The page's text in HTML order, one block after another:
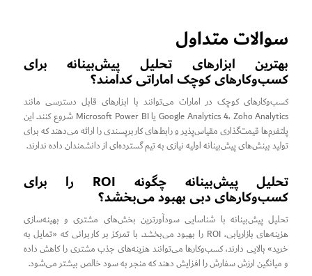
سوالات متداول
بهترین ابزارهای تحلیل پیش‌بینانه برای
کسب‌وکارهای کوچک اماراتی کدامند؟
کسب‌وکارهای کوچک در امارات می‌توانند با ابزارهای قابل دسترسی مانند
Google Analytics 4، Zoho Analytics یا Microsoft Power BI شروع کنند. این
پلتفرم‌ها قیمت‌گذاری مقیاس‌پذیر و رابط‌های کاربرپسندی را ارائه می‌دهند که برای
تولید بینش‌های پیش‌بینانه اولیه نیازی به تیم گسترده‌ای از دانشمندان داده ندارند.
تحلیل پیش‌بینانه چگونه ROI را برای
کسب‌وکارهای دبی بهبود می‌بخشد؟
تحلیل پیش‌بینانه با شناسایی سودآورترین بخش‌های مشتری و بهینه‌سازی
هزینه‌های بازاریابی، ROI را بهبود می‌بخشد. با تمرکز بر کاربرانی که «تمایل به
خرید» بالایی دارند، کسب‌وکارها می‌توانند هزینه‌های جذب مشتری را کاهش داده
و میانگین ارزش سفارش را افزایش دهند که منجر به سود خالص بیشتر می‌شود.